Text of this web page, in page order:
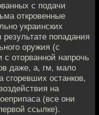
с подачи
откровенные
украинских
попадания
оружия (с
оторванной напрочь
даже, а, гм, мало
сгоревших останков,
на
(все они
ссылке).